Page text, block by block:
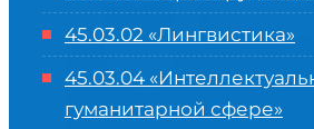
45.03.02 «Лингвистика»
45.03.04 «
гуманитарной сфере»